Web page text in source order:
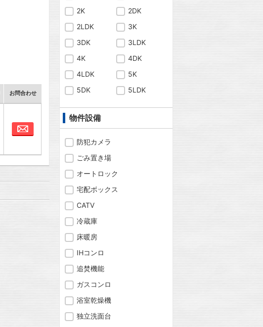
お問合わせ
お問合わせ
2K
2DK
2LDK
3K
3DK
3LDK
4K
4DK
4LDK
5K
5DK
5LDK
物件設備
防犯カメラ
ごみ置き場
オートロック
宅配ボックス
CATV
冷蔵庫
床暖房
IHコンロ
追焚機能
ガスコンロ
浴室乾燥機
独立洗面台